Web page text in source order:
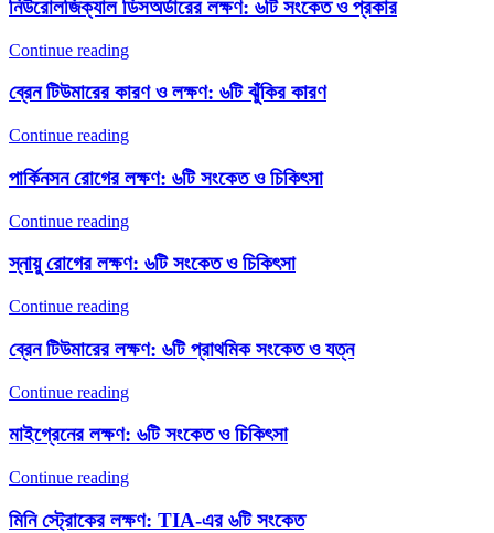
নিউরোলজিক্যাল ডিসঅর্ডারের লক্ষণ: ৬টি সংকেত ও প্রকার
Continue reading
ব্রেন টিউমারের কারণ ও লক্ষণ: ৬টি ঝুঁকির কারণ
Continue reading
পার্কিনসন রোগের লক্ষণ: ৬টি সংকেত ও চিকিৎসা
Continue reading
স্নায়ু রোগের লক্ষণ: ৬টি সংকেত ও চিকিৎসা
Continue reading
ব্রেন টিউমারের লক্ষণ: ৬টি প্রাথমিক সংকেত ও যত্ন
Continue reading
মাইগ্রেনের লক্ষণ: ৬টি সংকেত ও চিকিৎসা
Continue reading
মিনি স্ট্রোকের লক্ষণ: TIA-এর ৬টি সংকেত